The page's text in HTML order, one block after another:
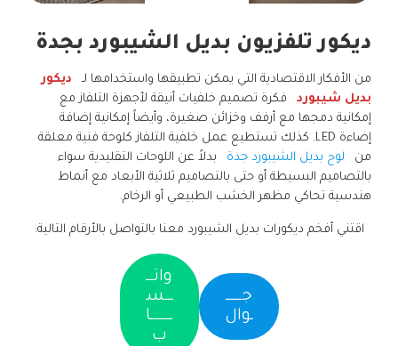
ديكور تلفزيون بديل الشيبورد بجدة
من الأفكار الاقتصادية التي يمكن تطبيقها واستخدامها لـ
ديكور
بديل شيبورد
فكرة تصميم خلفيات أنيقة لأجهزة التلفاز مع
إمكانية دمجها مع أرفف وخزائن صغيرة، وأيضاً إمكانية إضافة
إضاءة LED. كذلك تستطيع عمل خلفية التلفاز كلوحة فنية معلقة
من
لوح بديل الشيبورد جدة
بدلاً عن اللوحات التقليدية سواء
بالتصاميم البسيطة أو حتى بالتصاميم ثلاثية الأبعاد مع أنماط
هندسية تحاكي مظهر الخشب الطبيعي أو الرخام.
اقتني أفخم ديكورات بديل الشيبورد معنا بالتواصل بالأرقام التالية:
جــــــ
ـوال
واتـــ
ـــس
ــــــــا
ب